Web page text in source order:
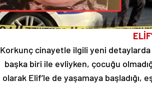
Korkunç cinayetle ilgili yeni detaylarda
başka biri ile evliyken, çocuğu
olarak Elif’le de yaşamaya başladığı,